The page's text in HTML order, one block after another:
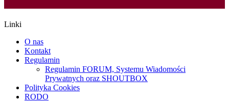
Linki
O nas
Kontakt
Regulamin
Regulamin FORUM, Systemu Wiadomości
Prywatnych oraz SHOUTBOX
Polityka Cookies
RODO